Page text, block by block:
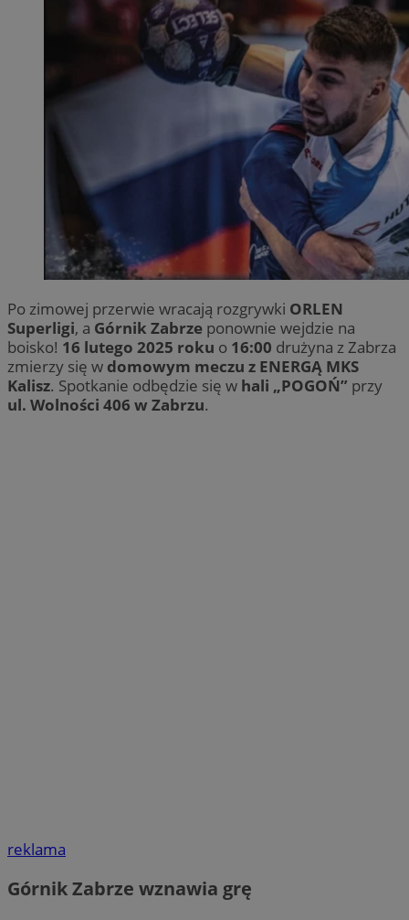
Po zimowej przerwie wracają rozgrywki ORLEN
Superligi, a Górnik Zabrze ponownie wejdzie na
boisko! 16 lutego 2025 roku o 16:00 drużyna z Zabrza
zmierzy się w domowym meczu z ENERGĄ MKS
Kalisz. Spotkanie odbędzie się w hali „POGOŃ” przy
ul. Wolności 406 w Zabrzu.
reklama
Górnik Zabrze wznawia grę